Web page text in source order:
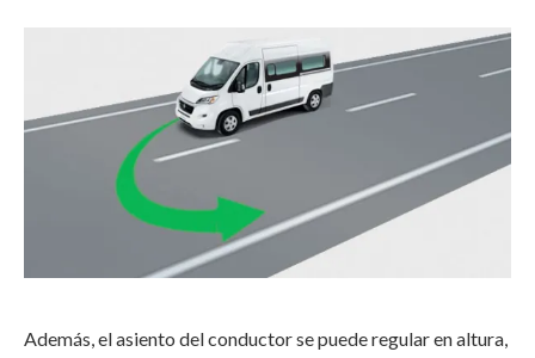
Además, el asiento del conductor se puede regular en altura,